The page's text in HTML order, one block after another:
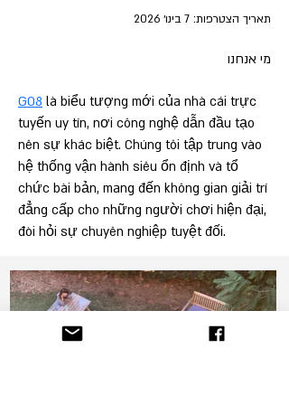
תאריך הצטרפות: 7 בינו׳ 2026
מי אנחנו
GO8 là biểu tượng mới của nhà cái trực
tuyến uy tín, nơi công nghệ dẫn đầu tạo
nên sự khác biệt. Chúng tôi tập trung vào
hệ thống vận hành siêu ổn định và tổ
chức bài bản, mang đến không gian giải trí
đẳng cấp cho những người chơi hiện đại,
đòi hỏi sự chuyên nghiệp tuyệt đối.